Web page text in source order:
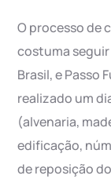
O processo de
costuma
Brasil, e Passo
realizado um
(alvenaria,
edificação,
de reposição